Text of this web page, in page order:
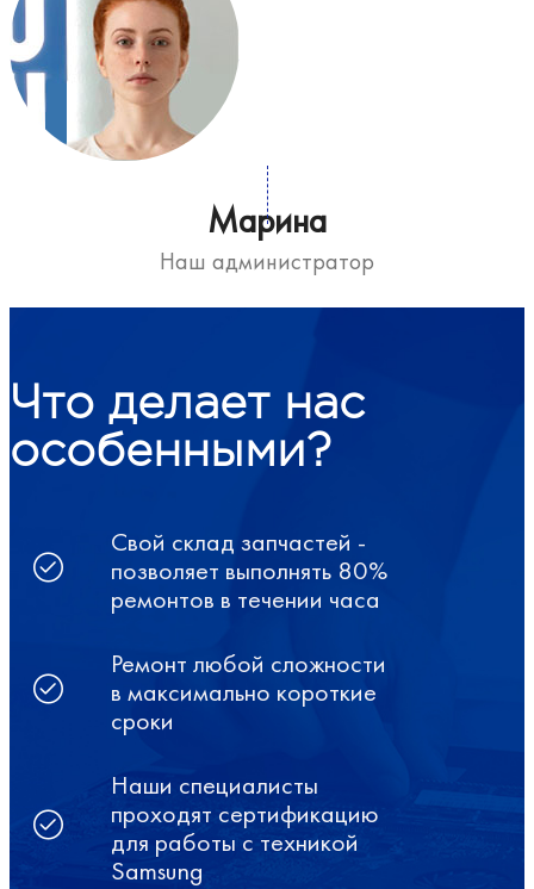
Марина
Наш администратор
Что делает нас
особенными?
Свой склад запчастей -
позволяет выполнять 80%
ремонтов в течении часа
Ремонт любой сложности
в максимально короткие
сроки
Наши специалисты
проходят сертификацию
для работы с техникой
Samsung